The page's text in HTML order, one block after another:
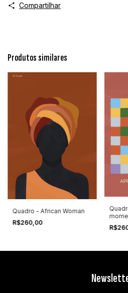
Compartilhar
Produtos similares
Quadro - African Woman
R$260,00